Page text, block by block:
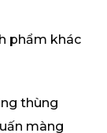
phẩm khác
thùng
màng